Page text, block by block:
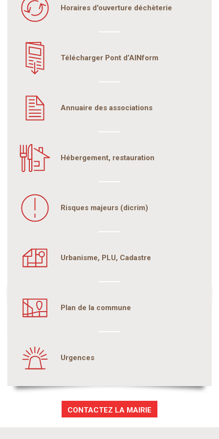
Horaires d'ouverture déchèterie
Télécharger Pont d’AINform
Annuaire des associations
Hébergement, restauration
Risques majeurs (dicrim)
Urbanisme, PLU, Cadastre
Plan de la commune
Urgences
CONTACTEZ LA MAIRIE